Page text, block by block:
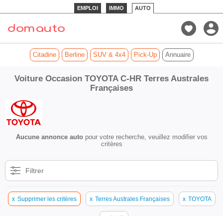
EMPLOI IMMO AUTO
Citadine Berline SUV & 4x4 Pick-Up Annuaire
Voiture Occasion TOYOTA C-HR Terres Australes
Françaises
Aucune annonce autopour votre recherche, veuillez modifier vos
critères
Filtrer
x Supprimer les critères x Terres Australes Françaises x TOYOTA